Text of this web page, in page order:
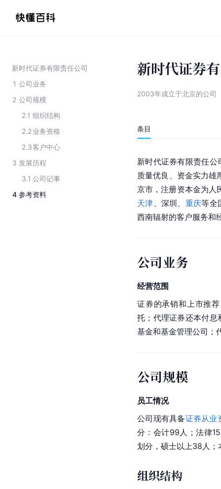
新时代证券有限责任公司
1 公司业务
2 公司规模
2.1 组织结构
2.2业务资格
2.3客户中心
3 发展历程
3.1 公司记事
4 参考资料
新时代证券
2003年成立于北京的公司
条目
新时代证券有限责任
质量优良、资金实力
京市 ，注册资本金为
天津 、深圳 重庆等全
西南辐射的客户服务和
公司业务
经营范围
证券的承销和上市推
托；代理证券还本付息
基金和基金管理公司；
公司规模
员工情况
公司现有具备证券从业
分：会计99人；法律
划分，硕士以上38人
组织结构